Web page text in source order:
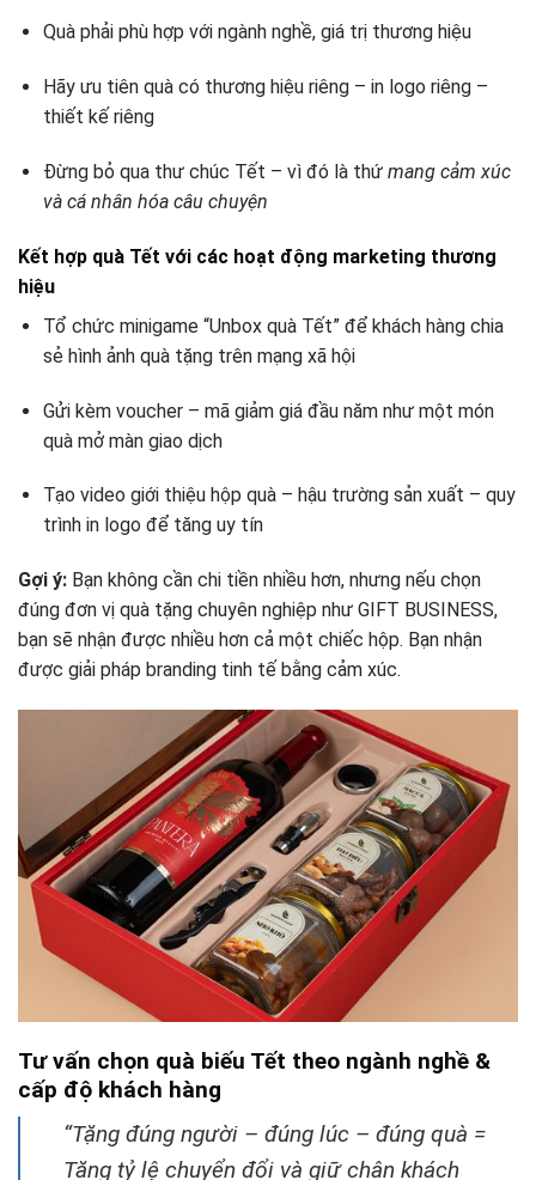
Quà phải phù hợp với ngành nghề, giá trị thương hiệu
Hãy ưu tiên quà có thương hiệu riêng – in logo riêng –
thiết kế riêng
Đừng bỏ qua thư chúc Tết – vì đó là thứ mang cảm xúc
và cá nhân hóa câu chuyện
Kết hợp quà Tết với các hoạt động marketing thương
hiệu
Tổ chức minigame “Unbox quà Tết” để khách hàng chia
sẻ hình ảnh quà tặng trên mạng xã hội
Gửi kèm voucher – mã giảm giá đầu năm như một món
quà mở màn giao dịch
Tạo video giới thiệu hộp quà – hậu trường sản xuất – quy
trình in logo để tăng uy tín
Gợi ý: Bạn không cần chi tiền nhiều hơn, nhưng nếu chọn
đúng đơn vị quà tặng chuyên nghiệp như GIFT BUSINESS,
bạn sẽ nhận được nhiều hơn cả một chiếc hộp. Bạn nhận
được giải pháp branding tinh tế bằng cảm xúc.
Tư vấn chọn quà biếu Tết theo ngành nghề &
cấp độ khách hàng
“Tặng đúng người – đúng lúc – đúng quà =
Tăng tỷ lệ chuyển đổi và giữ chân khách